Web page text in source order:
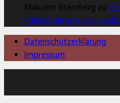
Malcolm Sternberg zu
Polizist hinterrücks
Datenschutzerklärung
Impressum